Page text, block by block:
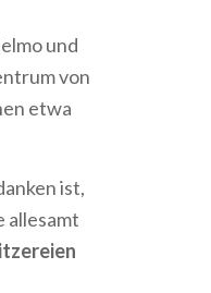
und
von
etwa
ist,
allesamt